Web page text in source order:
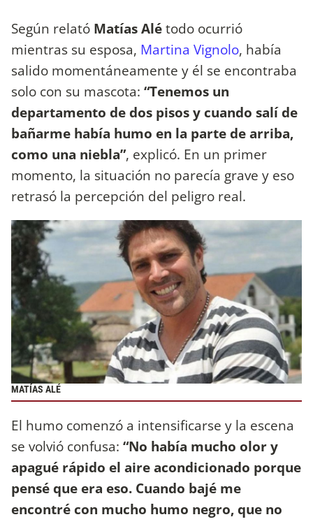
Según relató Matías Alétodo ocurrió
mientras su esposa, Martina Vignolo, había
salido momentáneamente y él se encontraba
solo con su mascota: “Tenemos un
departamento de dos pisos y cuando salí de
bañarme había humo en la parte de arriba,
como una niebla”, explicó. En un primer
momento, la situación no parecía grave y eso
retrasó la percepción del peligro real.
MATÍAS ALÉ
El humo comenzó a intensificarse y la escena
se volvió confusa: “No había mucho olor y
apagué rápido el aire acondicionado porque
pensé que era eso. Cuando bajé me
encontré con mucho humo negro, que no